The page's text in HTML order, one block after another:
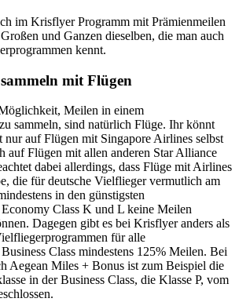
im Krisflyer Programm mit Prämienmeilen
und Ganzen dieselben, die man auch
kennt.
mit Flügen
Meilen in einem
sammeln, sind natürlich Flüge. Ihr könnt
auf Flügen mit Singapore Airlines selbst
auf Flügen mit allen anderen Star Alliance
dabei allerdings, dass Flüge mit Airlines
die für deutsche Vielflieger vermutlich am
in den günstigsten
Class K und L keine Meilen
Dagegen gibt es bei Krisflyer anders als
für alle
Class mindestens 125% Meilen. Bei
Aegean Miles + Bonus ist zum Beispiel die
in der Business Class, die Klasse P, vom